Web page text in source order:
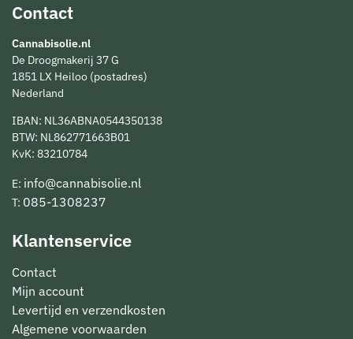
Contact
Cannabisolie.nl
De Droogmakerij 37 G
1851 LX Heiloo (postadres)
Nederland
IBAN: NL36ABNA0544350138
BTW: NL862771663B01
KvK: 83210784
E: info@cannabisolie.nl
T: 085-1308237
Klantenservice
Contact
Mijn account
Levertijd en verzendkosten
Algemene voorwaarden